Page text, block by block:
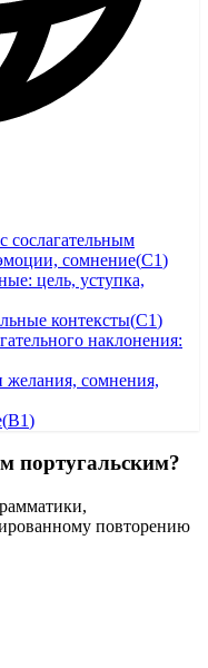
сослагательным
сомнение(C1)
цель, уступка,
контексты(C1)
наклонения:
сомнения,
(B1)
португальским?
повторению